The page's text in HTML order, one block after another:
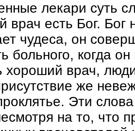
лекари суть
врач есть Бог. Бог
чудеса, он
больного, когда
хороший врач,
же
Эти
на то, что